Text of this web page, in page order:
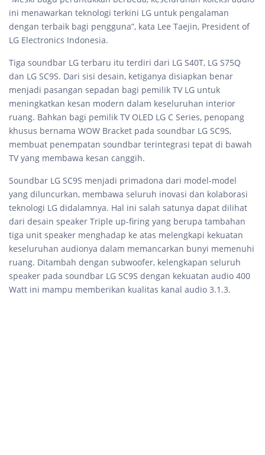
ini menawarkan teknologi terkini LG untuk pengalaman
dengan terbaik bagi pengguna”, kata Lee Taejin, President of
LG Electronics Indonesia.
Tiga soundbar LG terbaru itu terdiri dari LG S40T, LG S75Q
dan LG SC9S. Dari sisi desain, ketiganya disiapkan benar
menjadi pasangan sepadan bagi pemilik TV LG untuk
meningkatkan kesan modern dalam keseluruhan interior
ruang. Bahkan bagi pemilik TV OLED LG C Series, penopang
khusus bernama WOW Bracket pada soundbar LG SC9S,
membuat penempatan soundbar terintegrasi tepat di bawah
TV yang membawa kesan canggih.
Soundbar LG SC9S menjadi primadona dari model-model
yang diluncurkan, membawa seluruh inovasi dan kolaborasi
teknologi LG didalamnya. Hal ini salah satunya dapat dilihat
dari desain speaker Triple up-firing yang berupa tambahan
tiga unit speaker menghadap ke atas melengkapi kekuatan
keseluruhan audionya dalam memancarkan bunyi memenuhi
ruang. Ditambah dengan subwoofer, kelengkapan seluruh
speaker pada soundbar LG SC9S dengan kekuatan audio 400
Watt ini mampu memberikan kualitas kanal audio 3.1.3.